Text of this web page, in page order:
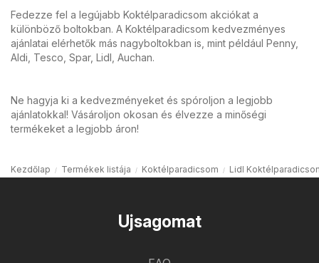
Fedezze fel a legújabb Koktélparadicsom akciókat a
különböző boltokban. A Koktélparadicsom kedvezményes
ajánlatai elérhetők más nagyboltokban is, mint például Penny,
Aldi, Tesco, Spar, Lidl, Auchan.
Ne hagyja ki a kedvezményeket és spóroljon a legjobb
ajánlatokkal! Vásároljon okosan és élvezze a minőségi
termékeket a legjobb áron!
Kezdőlap Termékek listája Koktélparadicsom Lidl
Ujsagomat